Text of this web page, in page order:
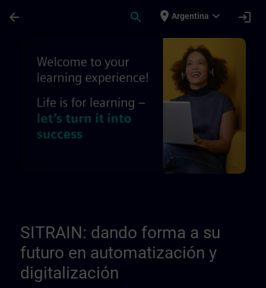
arrow_back search place Argentina expand_more login
Acerca de nosotros | SITRAIN
SITRAIN: dando forma a su
futuro en automatización y
digitalización